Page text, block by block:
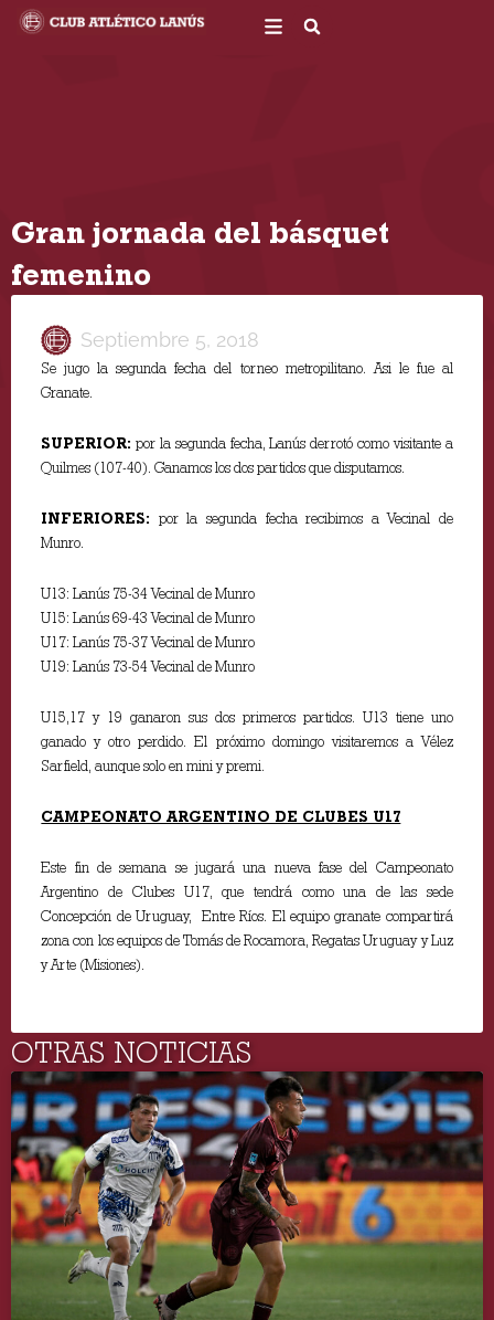
Gran jornada del básquet
femenino
Septiembre 5, 2018
Se jugo la segunda fecha del torneo metropilitano. Asi le fue al
Granate.
SUPERIOR: por la segunda fecha, Lanús derrotó como visitante a
Quilmes (107-40). Ganamos los dos partidos que disputamos.
INFERIORES: por la segunda fecha recibimos a Vecinal de
Munro.
U13: Lanús 75-34 Vecinal de Munro
U15: Lanús 69-43 Vecinal de Munro
U17: Lanús 75-37 Vecinal de Munro
U19: Lanús 73-54 Vecinal de Munro
U15,17 y 19 ganaron sus dos primeros partidos. U13 tiene uno
ganado y otro perdido. El próximo domingo visitaremos a Vélez
Sarfield, aunque solo en mini y premi.
CAMPEONATO ARGENTINO DE CLUBES U17
Este fin de semana se jugará una nueva fase del Campeonato
Argentino de Clubes U17, que tendrá como una de las sede
Concepción de Uruguay, Entre Ríos. El equipo granate compartirá
zona con los equipos de Tomás de Rocamora, Regatas Uruguay y Luz
y Arte (Misiones).
OTRAS NOTICIAS